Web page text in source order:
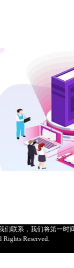
联系，我们将第一时
Rights Reserved.